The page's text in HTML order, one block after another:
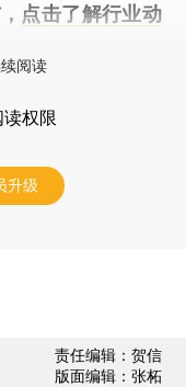
点击了解行业动
阅读
读权限
升级
责任编辑：贺信
版面编辑：张柘